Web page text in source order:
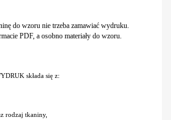
do wzoru nie trzeba zamawiać wydruku.
PDF, a osobno materiały do wzoru.
składa się z:
rodzaj tkaniny,